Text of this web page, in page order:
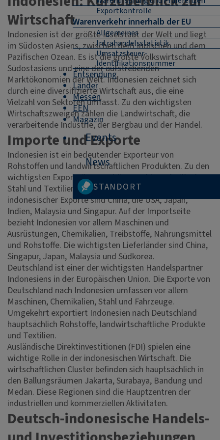
Exportkontrolle
Warenverkehr innerhalb der EU
Allgemeines
Intrahandelsstatistik
Umsatzsteuer-
Identifikationsnummer
Entsendung
Länder
Messen
EEN
Magazin
Events
News
STANDORT
Wirtschaft
Indonesien ist der größte Inselstaat der Welt und liegt
im Südosten Asiens, zwischen dem Indischen und dem
Pazifischen Ozean. Es ist die größte Volkswirtschaft
Südostasiens und eine der aufstrebenden
Marktökonomien der Welt. Indonesien zeichnet sich
durch eine diversifizierte Wirtschaft aus, die eine
Vielzahl von Sektoren umfasst. Zu den wichtigsten
Wirtschaftszweigen zählen die Landwirtschaft, die
verarbeitende Industrie, der Bergbau und der Handel.
Importe und Exporte
Indonesien ist ein bedeutender Exporteur von
Rohstoffen und landwirtschaftlichen Produkten. Zu den
wichtigsten Exportgütern gehören Kohle, Palmöl, Eisen,
Stahl und Textilien. Die Hauptabnehmerländer
indonesischer Exporte sind China, die USA, Japan,
Indien, Malaysia und Singapur. Auf der Importseite
bezieht Indonesien vor allem Maschinen und
Ausrüstungen, Chemikalien, Treibstoffe, Nahrungsmittel
und Rohstoffe. Die wichtigsten Lieferländer sind China,
Singapur, Japan, Malaysia und Südkorea.
Deutschland ist einer der wichtigsten Handelspartner
Indonesiens in der Europäischen Union. Die Exporte von
Deutschland nach Indonesien umfassen vor allem
Maschinen, Chemikalien, Stahl und Fahrzeuge.
Umgekehrt exportiert Indonesien nach Deutschland
hauptsächlich Rohstoffe, landwirtschaftliche Produkte
und Textilien.
Ausländische Direktinvestitionen (FDI) spielen eine
wichtige Rolle in der indonesischen Wirtschaft. Die
wirtschaftlichen Cluster befinden sich hauptsächlich in
den Ballungsräumen Jakarta, Surabaya, Bandung und
Medan. Diese Regionen sind die Hauptzentren der
industriellen und kommerziellen Aktivitäten.
Deutsch-indonesische Handels-